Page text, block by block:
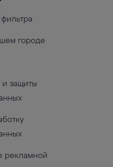
фильтра
городе
и защиты
рекламной